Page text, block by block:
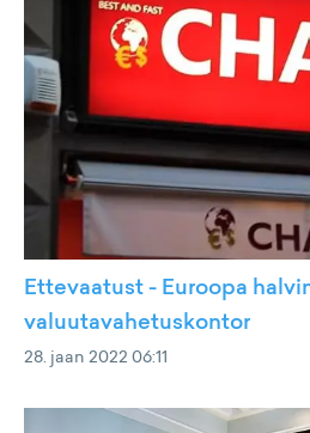
Ettevaatust - Euroopa
valuutavahetuskontor
28. jaan 2022 06:11